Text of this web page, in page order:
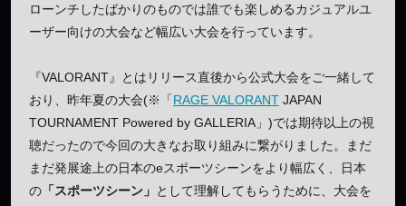
ローンチしたばかりのものでは誰でも楽しめるカジュアルユ
ーザー向けの大会など幅広い大会を行っています。
『VALORANT』とはリリース直後から公式大会をご一緒して
おり、昨年夏の大会(※「RAGE VALORANT JAPAN
TOURNAMENT Powered by GALLERIA」)では期待以上の視
聴だったので今回の大きなお取り組みに繋がりました。まだ
まだ発展途上の日本のeスポーツシーンをより幅広く、日本
の 「スポーツシーン」 として理解してもらうために、大会を